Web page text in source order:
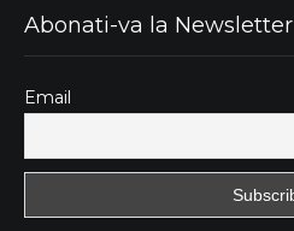
Abonati-va la Newsletter
Email